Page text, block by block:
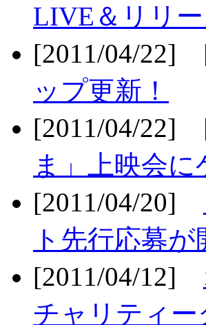
LIVE＆リリ
[2011/04/22]
ップ更新！
[2011/04/22]
ま」上映会
[2011/04/20]
ト先行応募が
[2011/04/12]
チャリティ